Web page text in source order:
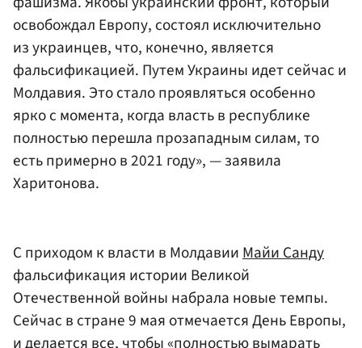
освобождал Европу, состоял исключительно
из украинцев, что, конечно, является
фальсификацией. Путем Украины идет сейчас и
Молдавия. Это стало проявляться особенно
ярко с момента, когда власть в республике
полностью перешла прозападным силам, то
есть примерно в 2021 году», — заявила
Харитонова.
С приходом к власти в МолдавииМайи Санду
фальсификация истории Великой
Отечественной войны набрала новые темпы.
Сейчас в стране 9 мая отмечается День Европы,
и делается все, чтобы «полностью вымарать